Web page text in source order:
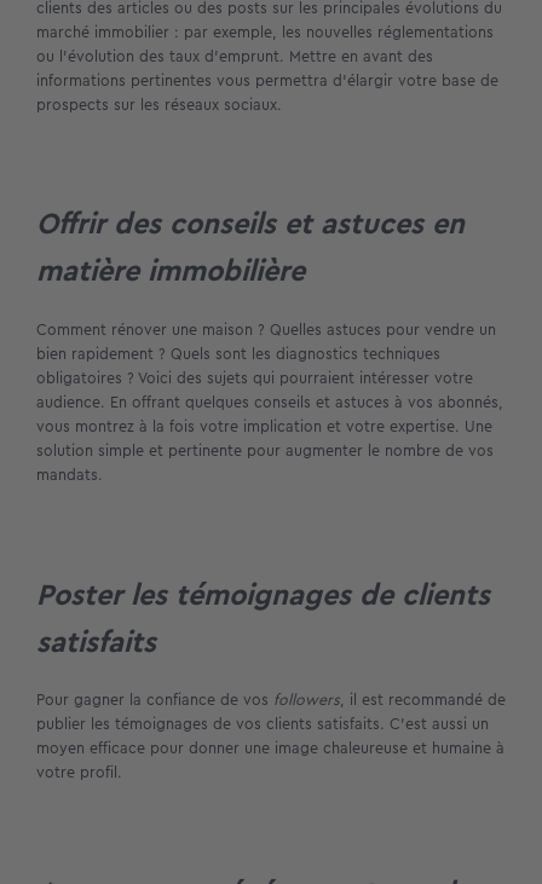
clients des articles ou des posts sur les principales évolutions du
marché immobilier : par exemple, les nouvelles réglementations
ou l’évolution des taux d’emprunt. Mettre en avant des
informations pertinentes vous permettra d’élargir votre base de
prospects sur les réseaux sociaux.
Offrir des conseils et astuces en
matière immobilière
Comment rénover une maison ? Quelles astuces pour vendre un
bien rapidement ? Quels sont les diagnostics techniques
obligatoires ? Voici des sujets qui pourraient intéresser votre
audience. En offrant quelques conseils et astuces à vos abonnés,
vous montrez à la fois votre implication et votre expertise. Une
solution simple et pertinente pour augmenter le nombre de vos
mandats.
Poster les témoignages de clients
satisfaits
Pour gagner la confiance de vos followers, il est recommandé de
publier les témoignages de vos clients satisfaits. C’est aussi un
moyen efficace pour donner une image chaleureuse et humaine à
votre profil.